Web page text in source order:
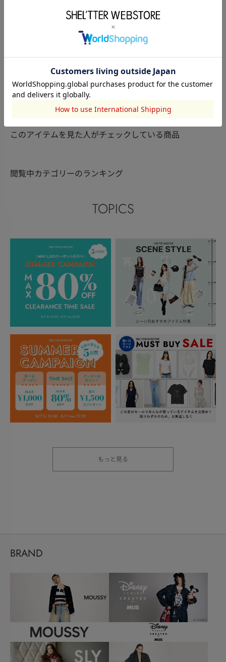
STACCATO
HA
BLACK BY MOUSSY
160cm
SHEL’TTER
このアイテムを見た人がチェックしている商品
閲覧中カテゴリーのランキング
TOPICS
もっと見る
BRAND